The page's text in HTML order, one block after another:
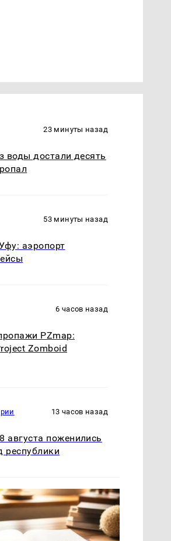
23 минуты назад
воды достали десять
53 минуты назад
аэропорт
6 часов назад
PZmap:
Zomboid
13 часов назад
августа поженились
республики